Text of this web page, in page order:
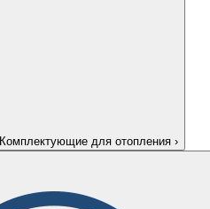
Комплектующие для отопления ›